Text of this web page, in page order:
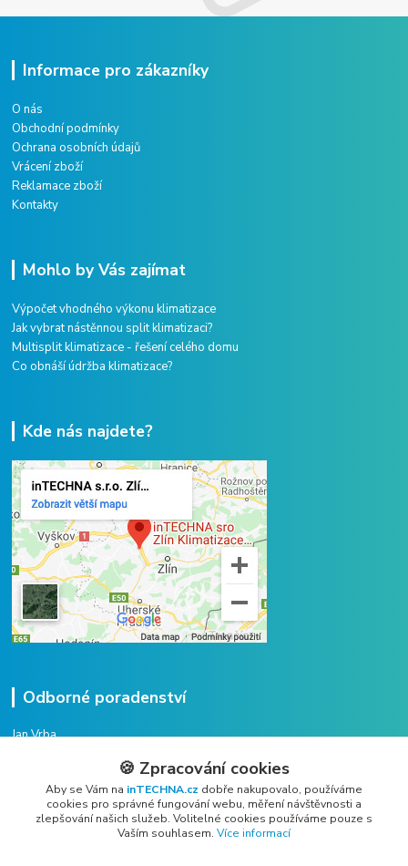
Informace pro zákazníky
O nás
Obchodní podmínky
Ochrana osobních údajů
Vrácení zboží
Reklamace zboží
Kontakty
Mohlo by Vás zajímat
Výpočet vhodného výkonu klimatizace
Jak vybrat nástěnnou split klimatizaci?
Multisplit klimatizace - řešení celého domu
Co obnáší údržba klimatizace?
Kde nás najdete?
Odborné poradenství
Jan Vrba
vrba@intechna.cz
🍪 Zpracování cookies
Aby se Vám na inTECHNA.cz dobře nakupovalo, používáme
cookies pro správné fungování webu, měření návštěvnosti a
zlepšování našich služeb. Volitelné cookies používáme pouze s
Vaším souhlasem. Více informací